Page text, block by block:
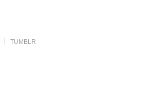
TUMBLR